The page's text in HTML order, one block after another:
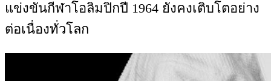
แข่งขันกีฬาโอลิมปิกปี 1964 ยังคงเติบโตอย่าง
ต่อเนื่องทั่วโลก